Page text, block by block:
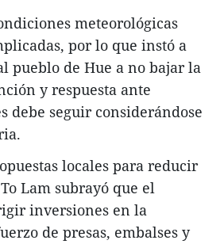
meteorológicas
por lo que instó a
pueblo de Hue a no bajar la
y respuesta ante
debe seguir considerándose
locales para reducir
Lam subrayó que el
inversiones en la
de presas, embalses y